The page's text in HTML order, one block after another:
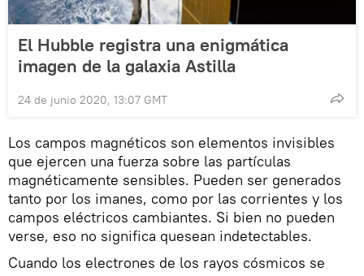
El Hubble registra una enigmática
imagen de la galaxia Astilla
24 de junio 2020, 13:07 GMT
Los campos magnéticos son elementos invisibles
que ejercen una fuerza sobre las partículas
magnéticamente sensibles. Pueden ser generados
tanto por los imanes, como por las corrientes y los
campos eléctricos cambiantes. Si bien no pueden
verse, eso no significa quesean indetectables.
Cuando los electrones de los rayos cósmicos se